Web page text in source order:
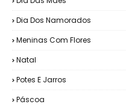
Dia Dos Namorados
Meninas Com Flores
Natal
Potes E Jarros
Páscoa